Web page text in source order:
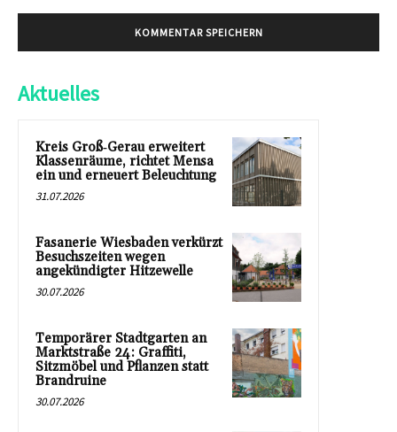
Aktuelles
Kreis Groß‑Gerau erweitert
Klassenräume, richtet Mensa
ein und erneuert Beleuchtung
31.07.2026
Fasanerie Wiesbaden verkürzt
Besuchszeiten wegen
angekündigter Hitzewelle
30.07.2026
Temporärer Stadtgarten an
Marktstraße 24: Graffiti,
Sitzmöbel und Pflanzen statt
Brandruine
30.07.2026